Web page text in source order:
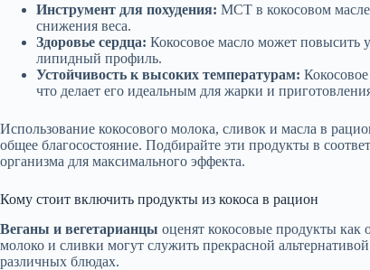
Инструмент для похудения: MCT в кокосовом
снижения веса.
Здоровье сердца: Кокосовое масло может
липидный профиль.
Устойчивость к высоких температурам:
что делает его идеальным для жарки и
Использование кокосового молока, сливок и масла в
общее благосостояние. Подбирайте эти продукты в
организма для максимального эффекта.
Кому стоит включить продукты из кокоса в рацион
Веганы и вегетарианцы оценят кокосовые продукты
молоко и сливки могут служить прекрасной
различных блюдах.